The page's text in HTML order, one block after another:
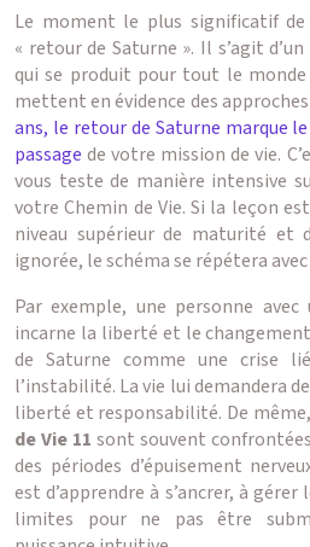
Le moment le plus significatif
« retour de Saturne ». Il s’agit
qui se produit pour tout le monde
mettent en évidence des
ans, le retour de Saturne marque
passage de votre mission de vie.
vous teste de manière intensive
votre Chemin de Vie. Si la leçon
niveau supérieur de maturité et
ignorée, le schéma se répétera
Par exemple, une personne avec
incarne la liberté et le
de Saturne comme une crise
l’instabilité. La vie lui demandera
liberté et responsabilité. De
de Vie 11 sont souvent
des périodes d’épuisement
est d’apprendre à s’ancrer, à
limites pour ne pas être